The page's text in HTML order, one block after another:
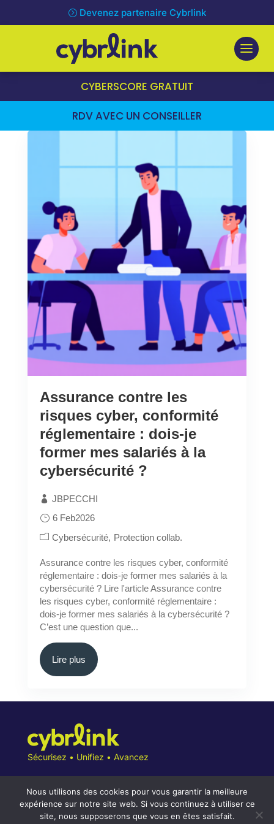
Devenez partenaire Cybrlink
CYBERSCORE GRATUIT
RDV AVEC UN CONSEILLER
Assurance contre les
risques cyber, conformité
réglementaire : dois-je
former mes salariés à la
cybersécurité ?
JBPECCHI
6 Feb2026
Cybersécurité
Protection collab.
Assurance contre les risques cyber, conformité
réglementaire : dois-je former mes salariés à la
cybersécurité ? Lire l'article Assurance contre
les risques cyber, conformité réglementaire :
dois-je former mes salariés à la cybersécurité ?
C’est une question que...
Lire plus
Sécurisez • Unifiez • Avancez
Nous utilisons des cookies pour vous garantir la meilleure
expérience sur notre site web. Si vous continuez à utiliser ce
site, nous supposerons que vous en êtes satisfait.